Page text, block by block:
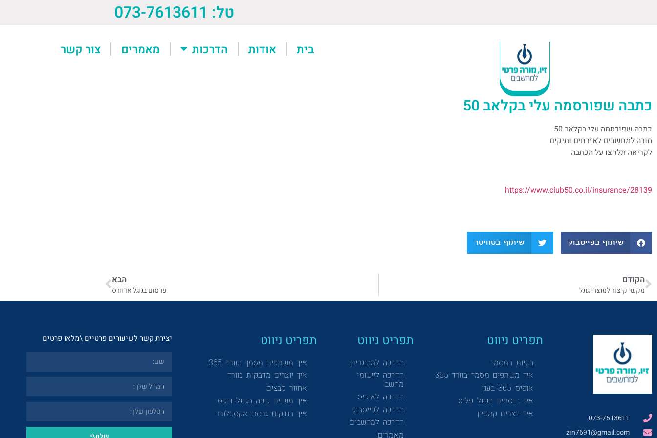
טל: 073-7613611
בית אודות הדרכות מאמרים צור קשר
כתבה שפורסמה עלי בקלאב 50
כתבה שפורסמה עלי בקלאב 50
מורה למחשבים לאזרחים ותיקים
לקריאה תלחצו על הכתבה
https://www.club50.co.il/insurance/28139
שיתוף בפייסבוק שיתוף בטוויטר
הקודם
מקשי קיצור למוצרי גוגל
הבא
פרסום בגוגל אדוורס
073-7613611
zin7691@gmail.com
תפריט ניווט
בעיות במסמך
איך משתפים מסמך בוורד 365
אופיס 365 בענן
איך חוסמים בגוגל פלוס
איך יוצרים קמפיין
תפריט ניווט
הדרכה למבוגרים
הדרכה ליישומי
מחשב
הדרכה לאופיס
הדרכה לפייסבוק
הדרכה למחשבים
מאמרים
תפריט ניווט
איך משתפים מסמך בוורד 365
איך יוצרים מדבקות בוורד
אחזור קבצים
איך משנים שפה בגוגל דוקס
איך בודקים גרסת אקספלורר
יצירת קשר לשיעורים פרטיים \מלאו פרטים